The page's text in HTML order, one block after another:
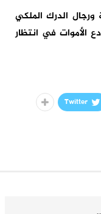
الدرك الملكي
في انتظار
Twitter